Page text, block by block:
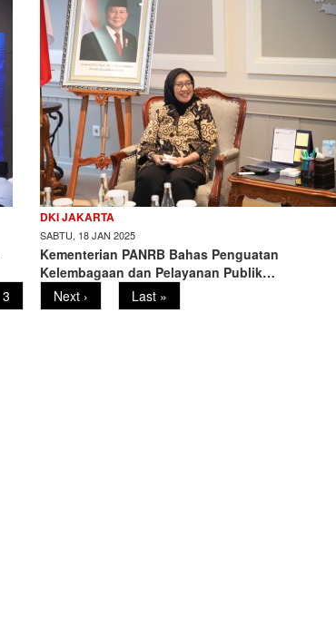
DKI JAKARTA
SABTU, 18 JAN 2025
Kementerian PANRB Bahas Penguatan
Kelembagaan dan Pelayanan Publik…
Page
3
Next
page
Next ›
Last
page
Last »